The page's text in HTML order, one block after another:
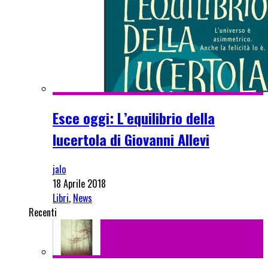
Esce oggi: L’equilibrio della
lucertola di Giovanni Allevi
jalo
18 Aprile 2018
Libri, News
Recenti